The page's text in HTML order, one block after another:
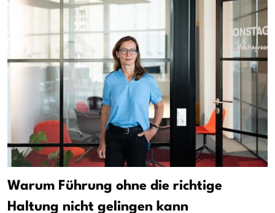
Warum Führung ohne die richtige
Haltung nicht gelingen kann